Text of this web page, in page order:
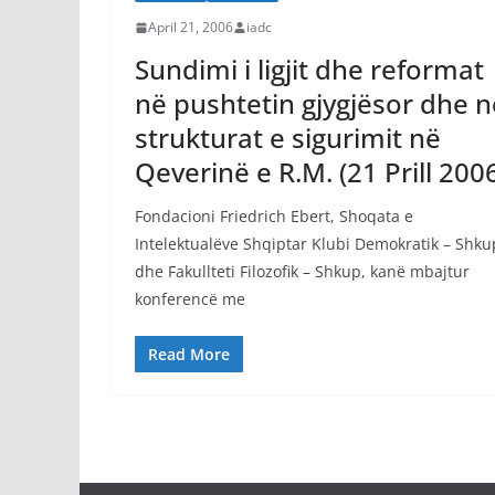
April 21, 2006 iadc
Sundimi i ligjit dhe reformat
në pushtetin gjygjësor dhe
strukturat e sigurimit në
Qeverinë e R.M. (21 Prill
Fondacioni Friedrich Ebert, Shoqata e
Intelektualëve Shqiptar Klubi Demokratik –
dhe Fakullteti Filozofik – Shkup, kanë mbajtur
konferencë me
Read More